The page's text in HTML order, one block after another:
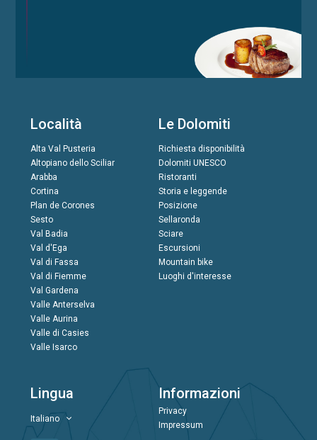
Località
Alta Val Pusteria
Altopiano dello Sciliar
Arabba
Cortina
Plan de Corones
Sesto
Val Badia
Val d'Ega
Val di Fassa
Val di Fiemme
Val Gardena
Valle Anterselva
Valle Aurina
Valle di Casies
Valle Isarco
Le Dolomiti
Richiesta disponibilità
Dolomiti UNESCO
Ristoranti
Storia e leggende
Posizione
Sellaronda
Sciare
Escursioni
Mountain bike
Luoghi d'interesse
Lingua
Italiano
Informazioni
Privacy
Impressum